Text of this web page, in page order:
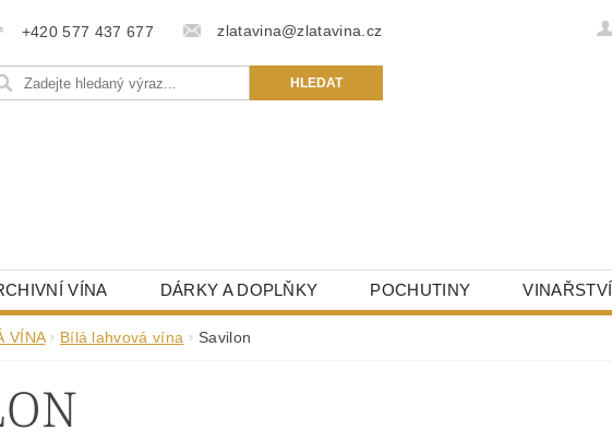
+420 577 437 677 zlatavina@zlatavina.cz
VÍNA DÁRKY A DOPLŇKY POCHUTINY VINAŘSTVÍ
VÍNA Bílá lahvová vína Savilon